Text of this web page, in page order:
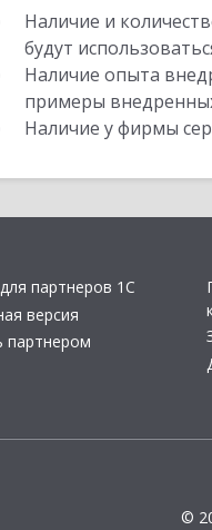
Наличие и
будут
Наличие опыта
примеры
Наличие у фирмы
партнеров 1С
версия
партнером
©